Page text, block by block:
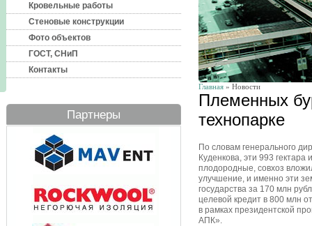
Кровельные работы
Стеновые конструкции
Фото объектов
ГОСТ, СНиП
Контакты
Партнеры
Главная » Новости
Племенных
технопарке
По словам генерального
Куденкова, эти 993
плодородные, совхоз
улучшение, и именно эти
государства за 170 млн
целевой кредит в 800 млн
в рамках президентской
АПК».